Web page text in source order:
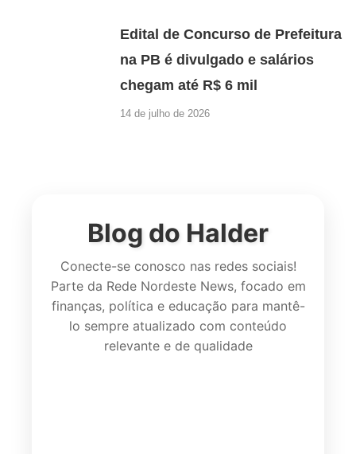
Edital de Concurso de Prefeitura
na PB é divulgado e salários
chegam até R$ 6 mil
14 de julho de 2026
Blog do Halder
Conecte-se conosco nas redes sociais!
Parte da Rede Nordeste News, focado em
finanças, política e educação para mantê-
lo sempre atualizado com conteúdo
relevante e de qualidade